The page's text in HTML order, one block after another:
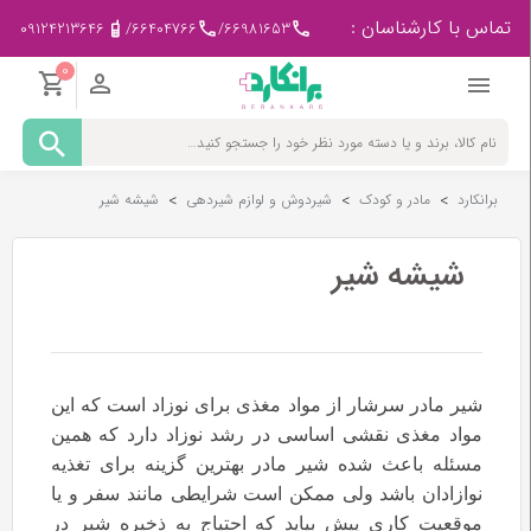
تماس با کارشناسان : 66981653
/
66404766
/
09124213646
0
مادر
کودک
پزشکی
ورزشی
در
لوازم
مصرفی
پزشکی
برانکارد > مادر و کودک > شیردوش و لوازم شیردهی > شیشه شیر
شیشه شیر
شیر مادر سرشار از مواد مغذی برای نوزاد است که این
مواد مغذی نقشی اساسی در رشد نوزاد دارد که همین
مسئله باعث شده شیر مادر بهترین گزینه برای تغذیه
نوازادان باشد ولی ممکن است شرایطی مانند سفر و یا
موقعیت کاری پیش بیاید که احتیاج به ذخیره شیر در